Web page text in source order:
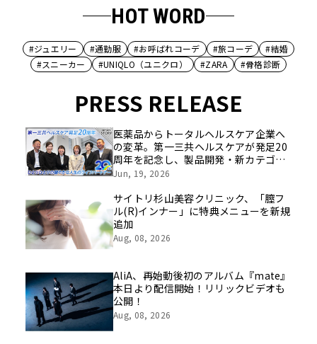
HOT WORD
#ジュエリー #通勤服 #お呼ばれコーデ #旅コーデ
#結婚
#スニーカー
#UNIQLO（ユニクロ） #ZARA #骨格診断
PRESS RELEASE
医薬品からトータルヘルスケア企業へ
の変革。第一三共ヘルスケアが発足20
周年を記念し、製品開発・新カテゴリ
挑戦の舞台や旧社統合時のエピソード
像を公開！
Jun, 19, 2026
サイトリ杉山美容クリニック、「膣フ
ル(R)インナー」に特典メニューを新規
追加
Aug, 08, 2026
AliA、再始動後初のアルバム『mate』
本日より配信開始！リリックビデオも
公開！
Aug, 08, 2026